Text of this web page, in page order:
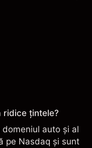
ridice țintele?
auto și al
pe Nasdaq și sunt